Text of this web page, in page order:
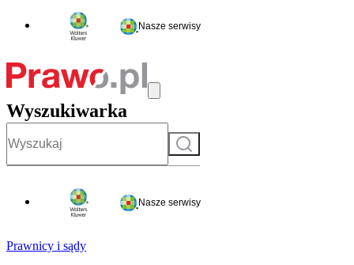
Nasze serwisy
Wyszukiwarka
Szukaj
Nasze serwisy
Prawnicy i sądy